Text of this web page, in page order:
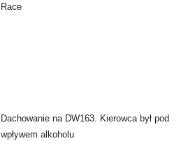
Race
Dachowanie na DW163. Kierowca był pod
wpływem alkoholu